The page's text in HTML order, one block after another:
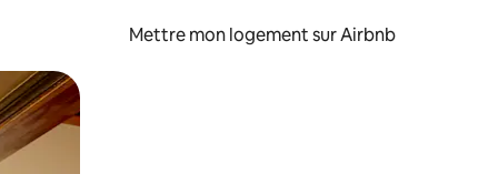
Mettre mon logement sur Airbnb